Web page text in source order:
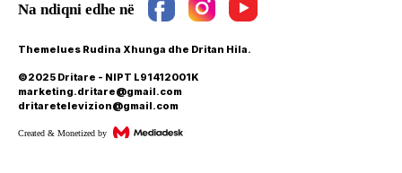
Themelues Rudina Xhunga dhe Dritan Hila.
©2025 Dritare - NIPT L91412001K
marketing.dritare@gmail.com
dritaretelevizion@gmail.com
Created & Monetized by